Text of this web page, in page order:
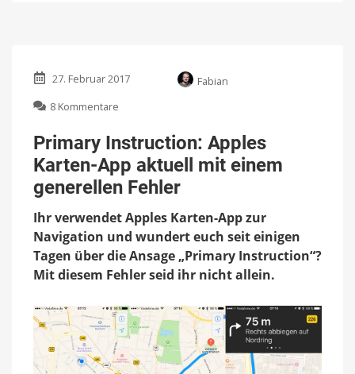
27. Februar 2017
Fabian
8 Kommentare
Instruction:
Apples
Karten-
App
aktuell
mit
einem
generellen
Fehler
Primary Instruction: Apples
Karten-App aktuell mit einem
generellen Fehler
Ihr verwendet Apples Karten-App zur
Navigation und wundert euch seit einigen
Tagen über die Ansage „Primary Instruction“?
Mit diesem Fehler seid ihr nicht allein.